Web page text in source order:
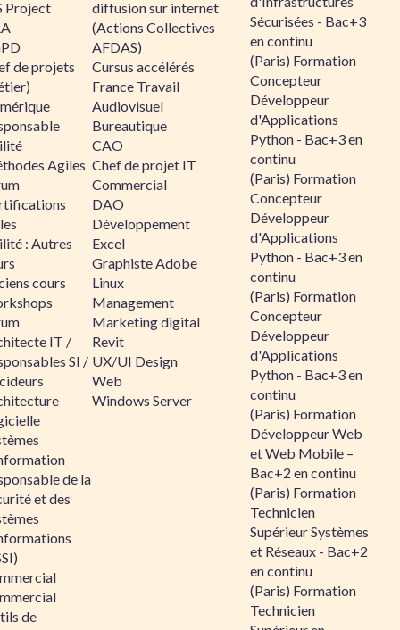
Project
de projets
Agiles
: Autres
cours
IT /
SI /
de la
et des
de
diffusion sur internet
(Actions Collectives
AFDAS)
Cursus accélérés
France Travail
Audiovisuel
Bureautique
CAO
Chef de projet IT
Commercial
DAO
Développement
Excel
Graphiste Adobe
Linux
Management
Marketing digital
Revit
UX/UI Design
Web
Windows Server
Sécurisées - Bac+3
en continu
(Paris) Formation
Concepteur
Développeur
d'Applications
Python - Bac+3 en
continu
(Paris) Formation
Concepteur
Développeur
d'Applications
Python - Bac+3 en
continu
(Paris) Formation
Concepteur
Développeur
d'Applications
Python - Bac+3 en
continu
(Paris) Formation
Développeur Web
et Web Mobile –
Bac+2 en continu
(Paris) Formation
Technicien
Supérieur Systèmes
et Réseaux - Bac+2
en continu
(Paris) Formation
Technicien